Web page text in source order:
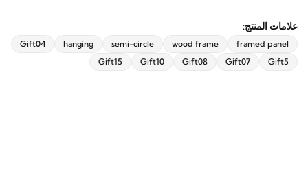
علامات المنتج:
framed panel
wood frame
semi-circle
hanging
Gift04
Gift5
Gift07
Gift08
Gift10